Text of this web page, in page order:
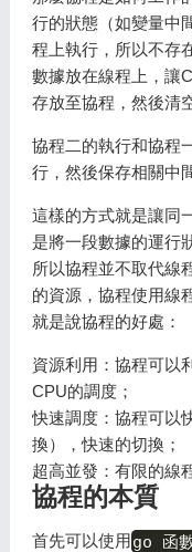
行的狀態（如變量中
程上執行，所以不存
數據放在線程上，讓
存放至協程，然後清
協程二的執行和協程
行，然後保存相關中
這樣的方式就是讓同
是將一段數據的運行
所以協程並不取代線
的資源，協程使用線
就是說協程的好處：
資源利用：協程可以
CPU的調度；
快速調度：協程可以
換），快速的切換；
超高並發：有限的線
協程的本質
首先可以使用go 函